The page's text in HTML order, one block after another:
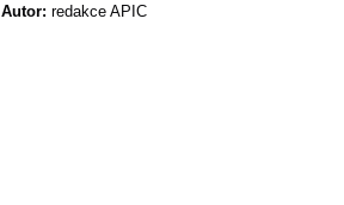
Autor: redakce APIC